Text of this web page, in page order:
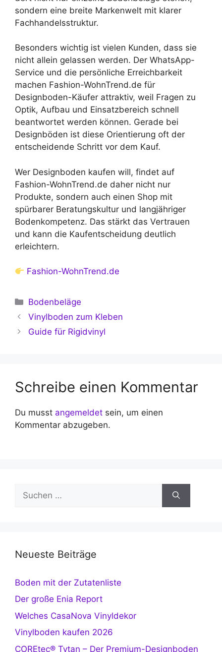
sondern eine breite Markenwelt mit klarer
Fachhandelsstruktur.
Besonders wichtig ist vielen Kunden, dass sie
nicht allein gelassen werden. Der WhatsApp-
Service und die persönliche Erreichbarkeit
machen Fashion-WohnTrend.de für
Designboden-Käufer attraktiv, weil Fragen zu
Optik, Aufbau und Einsatzbereich schnell
beantwortet werden können. Gerade bei
Designböden ist diese Orientierung oft der
entscheidende Schritt vor dem Kauf.
Wer Designboden kaufen will, findet auf
Fashion-WohnTrend.de daher nicht nur
Produkte, sondern auch einen Shop mit
spürbarer Beratungskultur und langjähriger
Bodenkompetenz. Das stärkt das Vertrauen
und kann die Kaufentscheidung deutlich
erleichtern.
Fashion-WohnTrend.de
Kategorien
Bodenbeläge
Vinylboden zum Kleben
Guide für Rigidvinyl
Schreibe einen Kommentar
Du musst angemeldet sein, um einen
Kommentar abzugeben.
nach:
Neueste Beiträge
Boden mit der Zutatenliste
Der große Enia Report
Welches CasaNova Vinyldekor
Vinylboden kaufen 2026
COREtec® Tytan – Der Premium-Designboden